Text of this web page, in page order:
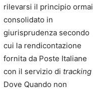
rilevarsi il principio ormai
consolidato in
giurisprudenza secondo
cui la rendicontazione
fornita da Poste Italiane
con il servizio di tracking
Dove Quando non